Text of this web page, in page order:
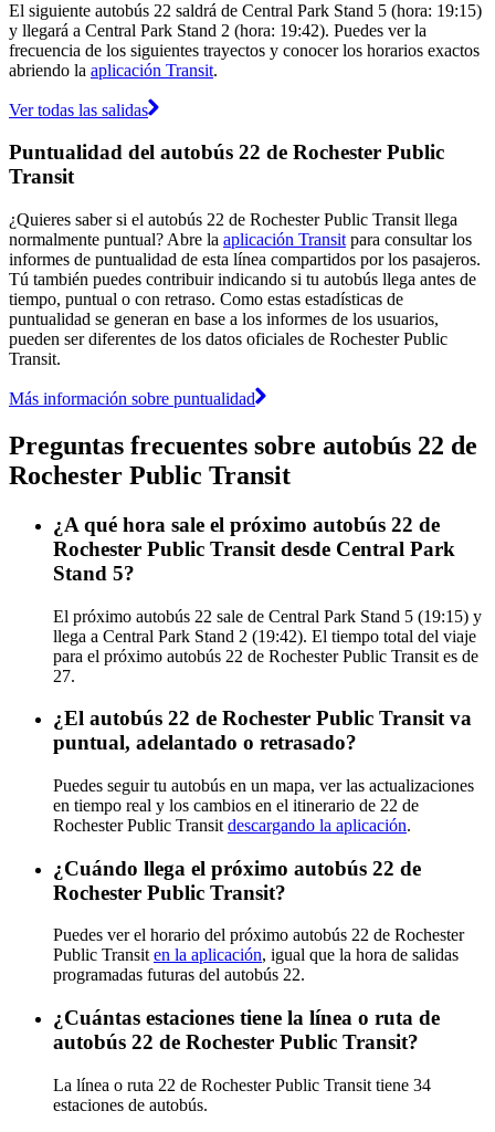
El siguiente autobús 22 saldrá de Central Park Stand 5 (hora: 19:15)
y llegará a Central Park Stand 2 (hora: 19:42). Puedes ver la
frecuencia de los siguientes trayectos y conocer los horarios exactos
abriendo la aplicación Transit.
Ver todas las salidas
Puntualidad del autobús 22 de Rochester Public
Transit
¿Quieres saber si el autobús 22 de Rochester Public Transit llega
normalmente puntual? Abre la aplicación Transit para consultar los
informes de puntualidad de esta línea compartidos por los pasajeros.
Tú también puedes contribuir indicando si tu autobús llega antes de
tiempo, puntual o con retraso. Como estas estadísticas de
puntualidad se generan en base a los informes de los usuarios,
pueden ser diferentes de los datos oficiales de Rochester Public
Transit.
Más información sobre puntualidad
Preguntas frecuentes sobre autobús 22 de
Rochester Public Transit
¿A qué hora sale el próximo autobús 22 de
Rochester Public Transit desde Central Park
Stand 5?
El próximo autobús 22 sale de Central Park Stand 5 (19:15) y
llega a Central Park Stand 2 (19:42). El tiempo total del viaje
para el próximo autobús 22 de Rochester Public Transit es de
27.
¿El autobús 22 de Rochester Public Transit va
puntual, adelantado o retrasado?
Puedes seguir tu autobús en un mapa, ver las actualizaciones
en tiempo real y los cambios en el itinerario de 22 de
Rochester Public Transit descargando la aplicación.
¿Cuándo llega el próximo autobús 22 de
Rochester Public Transit?
Puedes ver el horario del próximo autobús 22 de Rochester
Public Transit en la aplicación, igual que la hora de salidas
programadas futuras del autobús 22.
¿Cuántas estaciones tiene la línea o ruta de
autobús 22 de Rochester Public Transit?
La línea o ruta 22 de Rochester Public Transit tiene 34
estaciones de autobús.